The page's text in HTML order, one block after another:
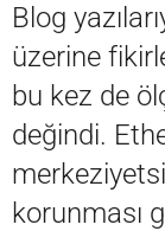
Blog
üzerine
bu kez de
değindi.
korunması